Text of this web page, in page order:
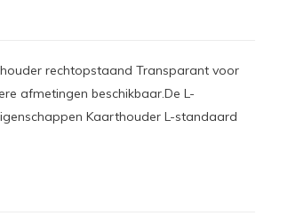
rechtopstaand Transparant voor
afmetingen beschikbaar.De L-
Kaarthouder L-standaard